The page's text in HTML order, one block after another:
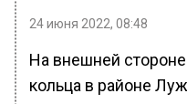
24 июня 2022, 08:48
На внешней стороне
кольца в районе